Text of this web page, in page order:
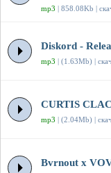
mp3 | 858.08Kb |
Diskord -
mp3 | (1.63Mb) |
CURTIS
mp3 | (2.04Mb) |
Bvrnout x